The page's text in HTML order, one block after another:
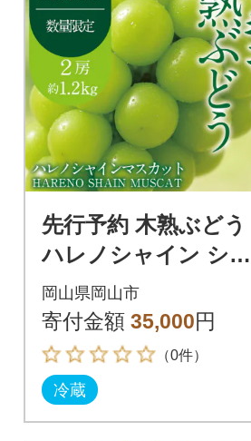
先行予約 木熟ぶどう
ハレノシャイン シャ
インマスカット晴王 2
房約1.2kg 9月～11月
発送
岡山県岡山市
寄付金額 35,000円
（0件）
冷蔵